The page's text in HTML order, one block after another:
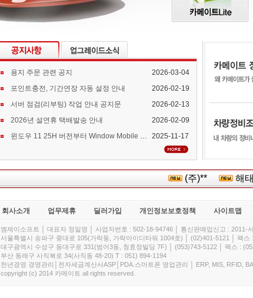
용지 주문 관련 공지
2026-03-04
포인트충전, 기간연장 자동 설정 안내
2026-02-19
서버 점검(리부팅) 작업 안내 공지문
2026-02-13
2026년 설연휴 택배발송 안내
2026-02-09
윈도우 11 25H 버전부터 Window Mobile Device Center 지원 중단 안내
2025-11-17
(주)** 해태
회사소개 업무제휴 딜러가입 개인정보보호정책 사이트맵
엠제이소프트 │ 대표자 정일영 │ 사업자번호 : 502-18-94746 │ 통신판매업신고 : 2011-
서울특별시 송파구 중대로 105(가락동, 가락아이디타워 1004호) │ (02)401-5121 │ 팩스
대구광역시 수성구 동대구로 331(범어3동, 청효정빌딩 7F) │ (053)743-5122 │ 팩스 :
부산 동래구 사직북로 34(사직동 48-20) T : 051) 894-1194
천년경영 경영관리│전자세금계산서ASP│PDA.스마트폰 영업관리 │ ERP, MIS, RFID,
copyright (c) 2014 카메이트 all rights reserved.